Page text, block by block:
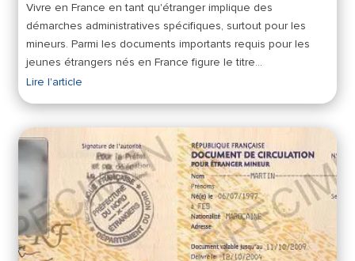
Vivre en France en tant qu'étranger implique des
démarches administratives spécifiques, surtout pour les
mineurs. Parmi les documents importants requis pour les
jeunes étrangers nés en France figure le titre…
Lire l'article